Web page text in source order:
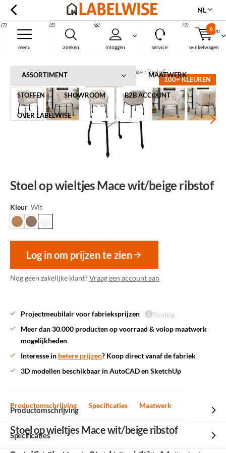
nl
zoeken
(5)
inloggen
(6)
menu
(7)
service winkelwagen
0
(9)
Menu
NL
ASSORTIMENT MAATWERK
STOFFEN SHOWROOM B2B ACCOUNT
OVER LABELWISE
Home Stoel op wieltjes Mace wit/beige ribstof
100+ KLEUREN
Stoel op wieltjes Mace wit/beige ribstof
Kleur Wit
Log in om prijzen te zien
Nog geen zakelijke klant?Vraag een account aan
Projectmeubilair voor fabrieksprijzen
Tooltip
Meer dan 30.000 producten op voorraad & volop maatwerk
mogelijkheden
Interesse in betere prijzen? Koop direct vanaf de fabriek
3D modellen beschikbaar in AutoCAD en SketchUp
Productomschrijving Specificaties Maatwerk
Productomschrijving
Stoel op wieltjes Mace wit/beige ribstof
Specificaties